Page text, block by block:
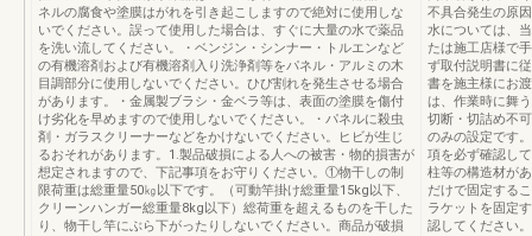
ネルの腐食や塗膜はがれを引き起こしますので絶対に使用しな
いでください。誤って使用した場合は、すぐに大量の水で薬品
を洗い流してください。・ベンジン・シンナー・トルエンなど
の有機溶剤および有機溶剤入り洗浄剤等をパネル・アルミの木
目調部分に使用しないでください。ひび割れを発生させる場合
があります。・金属製ブラシ・金ベラ等は、表面の塗膜を傷付
け劣化を早めますので使用しないでください。・パネルに殺虫
剤・ガラスクリーナーなどをかけないでください。ヒビが生じ
るおそれがあります。1.製品破損による人への被害・物的損害が
想定されますので、下記事項をお守りください。①物干しの制
限荷重は総重量50㎏以下です。（可動竿掛け総重量15kg以下、
クリーンハンガー総重量8kg以下）総荷重を超えるものを干した
り、物干し竿にぶら下がったりしないでください。商品が破損
不具合発生の原
水については、
たは施工店様で
ず取付説明書に
書を施主様にお
は、作業時に舞
切断・切詰め不
のみの設定です
項を必ず確認し
柱等の構造材が
だけで固定する
ラケットを固定
認してください